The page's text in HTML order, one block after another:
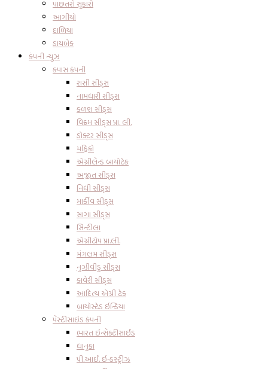
પાછતરો સુકારો
આગીયો
દાળિયા
ડાયબેક
કંપની ન્યુઝ
કપાસ કંપની
રાસી સીડ્સ
નામધારી સીડ્સ
કળશ સીડ્સ
વિક્રમ સીડ્સ પ્રા. લી.
ડોક્ટર સીડ્સ
મહિકો
એગ્રીલેન્ડ બાયોટેક
અજીત સીડ્સ
નિધી સીડ્સ
માર્કીવ સીડ્સ
સાગા સીડ્સ
સિન્ટીલા
એગ્રીટોપ પ્રા.લી.
મંગલમ સીડ્સ
નુઝીવીડુ સીડ્સ
કાવેરી સીડ્સ
આદિત્ય એગ્રી ટેક
બાયોસ્ટેડ ઇન્ડિયા
પેસ્ટીસાઇડ કંપની
ભારત ઇન્સેક્ટીસાઈડ
ધાનુકા
પી.આઈ. ઇન્ડસ્ટ્રીઝ